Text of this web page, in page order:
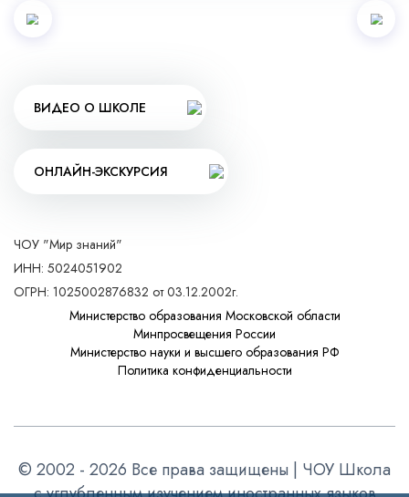
ВИДЕО О ШКОЛЕ
ОНЛАЙН-ЭКСКУРСИЯ
ЧОУ "Мир знаний"
ИНН: 5024051902
ОГРН: 1025002876832 от 03.12.2002г.
Министерство образования Московской области
Минпросвещения России
Министерство науки и высшего образования РФ
Политика конфиденциальности
© 2002 - 2026 Все права защищены | ЧОУ Школа